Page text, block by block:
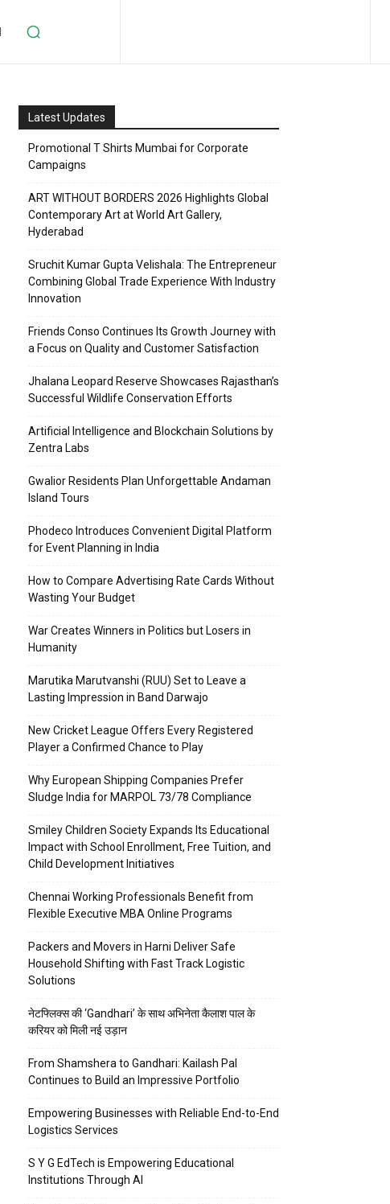
Latest Updates
Promotional T Shirts Mumbai for Corporate
Campaigns
ART WITHOUT BORDERS 2026 Highlights Global
Contemporary Art at World Art Gallery,
Hyderabad
Sruchit Kumar Gupta Velishala: The Entrepreneur
Combining Global Trade Experience With Industry
Innovation
Friends Conso Continues Its Growth Journey with
a Focus on Quality and Customer Satisfaction
Jhalana Leopard Reserve Showcases Rajasthan’s
Successful Wildlife Conservation Efforts
Artificial Intelligence and Blockchain Solutions by
Zentra Labs
Gwalior Residents Plan Unforgettable Andaman
Island Tours
Phodeco Introduces Convenient Digital Platform
for Event Planning in India
How to Compare Advertising Rate Cards Without
Wasting Your Budget
War Creates Winners in Politics but Losers in
Humanity
Marutika Marutvanshi (RUU) Set to Leave a
Lasting Impression in Band Darwajo
New Cricket League Offers Every Registered
Player a Confirmed Chance to Play
Why European Shipping Companies Prefer
Sludge India for MARPOL 73/78 Compliance
Smiley Children Society Expands Its Educational
Impact with School Enrollment, Free Tuition, and
Child Development Initiatives
Chennai Working Professionals Benefit from
Flexible Executive MBA Online Programs
Packers and Movers in Harni Deliver Safe
Household Shifting with Fast Track Logistic
Solutions
नेटफ्लिक्स की ‘Gandhari’ के साथ अभिनेता कैलाश पाल के
करियर को मिली नई उड़ान
From Shamshera to Gandhari: Kailash Pal
Continues to Build an Impressive Portfolio
Empowering Businesses with Reliable End-to-End
Logistics Services
S Y G EdTech is Empowering Educational
Institutions Through AI